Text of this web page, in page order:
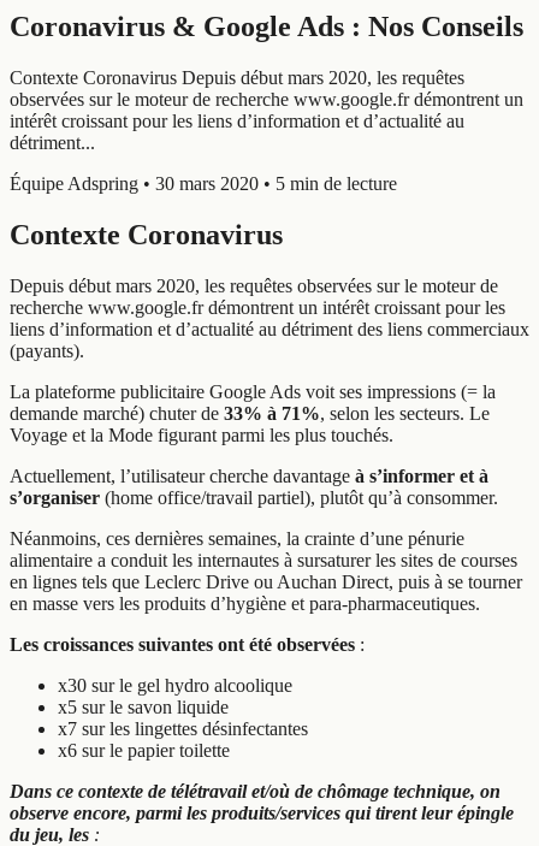
Coronavirus & Google Ads : Nos Conseils
Contexte Coronavirus Depuis début mars 2020, les requêtes
observées sur le moteur de recherche www.google.fr démontrent un
intérêt croissant pour les liens d’information et d’actualité au
détriment...
Équipe Adspring • 30 mars 2020 • 5 min de lecture
Contexte Coronavirus
Depuis début mars 2020, les requêtes observées sur le moteur de
recherche www.google.fr démontrent un intérêt croissant pour les
liens d’information et d’actualité au détriment des liens commerciaux
(payants).
La plateforme publicitaire Google Ads voit ses impressions (= la
demande marché) chuter de 33% à 71%, selon les secteurs. Le
Voyage et la Mode figurant parmi les plus touchés.
Actuellement, l’utilisateur cherche davantage à s’informer et à
s’organiser (home office/travail partiel), plutôt qu’à consommer.
Néanmoins, ces dernières semaines, la crainte d’une pénurie
alimentaire a conduit les internautes à sursaturer les sites de courses
en lignes tels que Leclerc Drive ou Auchan Direct, puis à se tourner
en masse vers les produits d’hygiène et para-pharmaceutiques.
Les croissances suivantes ont été observées :
x30 sur le gel hydro alcoolique
x5 sur le savon liquide
x7 sur les lingettes désinfectantes
x6 sur le papier toilette
Dans ce contexte de télétravail et/où de chômage technique, on
observe encore, parmi les produits/services qui tirent leur épingle
du jeu, les :